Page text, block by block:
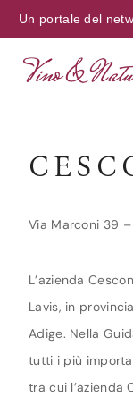
Un portale del
Via Marconi 39 –
L’azienda
Lavis, in
Adige. Nella
tutti i più
tra cui l’azienda